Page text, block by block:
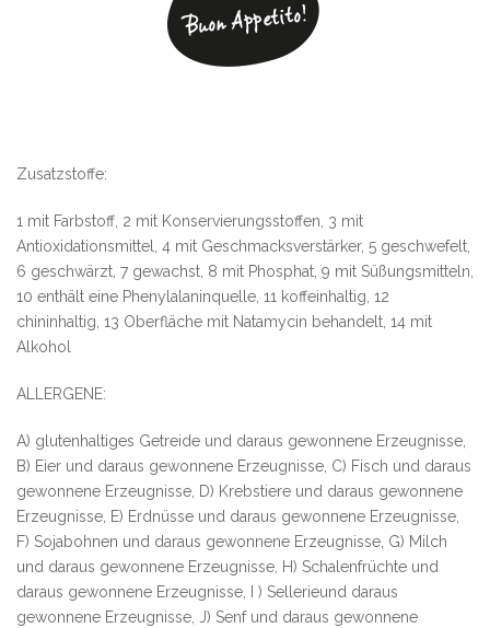
Zusatzstoffe:
1 mit Farbstoff, 2 mit Konservierungsstoffen, 3 mit
Antioxidationsmittel, 4 mit Geschmacksverstärker, 5 geschwefelt,
6 geschwärzt, 7 gewachst, 8 mit Phosphat, 9 mit Süßungsmitteln,
10 enthält eine Phenylalaninquelle, 11 koffeinhaltig, 12
chininhaltig, 13 Oberfläche mit Natamycin behandelt, 14 mit
Alkohol
ALLERGENE:
A) glutenhaltiges Getreide und daraus gewonnene Erzeugnisse,
B) Eier und daraus gewonnene Erzeugnisse, C) Fisch und daraus
gewonnene Erzeugnisse, D) Krebstiere und daraus gewonnene
Erzeugnisse, E) Erdnüsse und daraus gewonnene Erzeugnisse,
F) Sojabohnen und daraus gewonnene Erzeugnisse, G) Milch
und daraus gewonnene Erzeugnisse, H) Schalenfrüchte und
daraus gewonnene Erzeugnisse, I ) Sellerieund daraus
gewonnene Erzeugnisse, J) Senf und daraus gewonnene